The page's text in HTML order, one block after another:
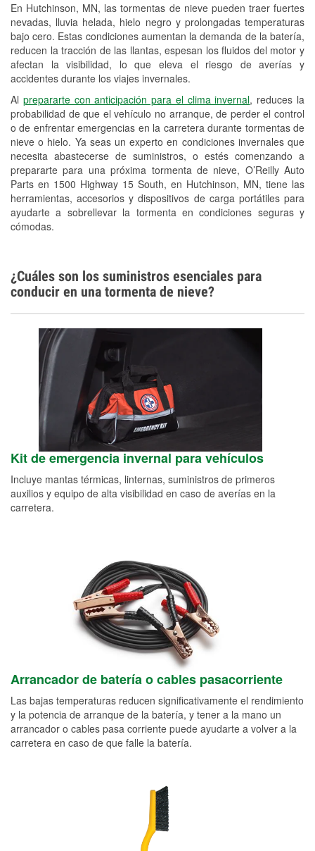
En Hutchinson, MN, las tormentas de nieve pueden traer fuertes
nevadas, lluvia helada, hielo negro y prolongadas temperaturas
bajo cero. Estas condiciones aumentan la demanda de la batería,
reducen la tracción de las llantas, espesan los fluidos del motor y
afectan la visibilidad, lo que eleva el riesgo de averías y
accidentes durante los viajes invernales.
Al prepararte con anticipación para el clima invernal, reduces la
probabilidad de que el vehículo no arranque, de perder el control
o de enfrentar emergencias en la carretera durante tormentas de
nieve o hielo. Ya seas un experto en condiciones invernales que
necesita abastecerse de suministros, o estés comenzando a
prepararte para una próxima tormenta de nieve, O’Reilly Auto
Parts en 1500 Highway 15 South, en Hutchinson, MN, tiene las
herramientas, accesorios y dispositivos de carga portátiles para
ayudarte a sobrellevar la tormenta en condiciones seguras y
cómodas.
Programa de Préstamo de
Herramientas
Mezcla de pinturas
Rectificación de tambores y discos de
freno
Snowstorm Supplies
Tornado Supplies
Conoce más
¿Cuáles son los suministros esenciales para
conducir en una tormenta de nieve?
Kit de emergencia invernal para vehículos
Incluye mantas térmicas, linternas, suministros de primeros
auxilios y equipo de alta visibilidad en caso de averías en la
carretera.
Arrancador de batería o cables pasacorriente
Las bajas temperaturas reducen significativamente el rendimiento
y la potencia de arranque de la batería, y tener a la mano un
arrancador o cables pasa corriente puede ayudarte a volver a la
carretera en caso de que falle la batería.